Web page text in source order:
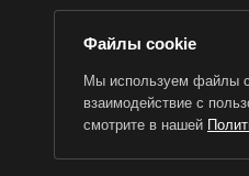
Файлы cookie
Мы используем файлы
взаимодействие с
смотрите в нашей